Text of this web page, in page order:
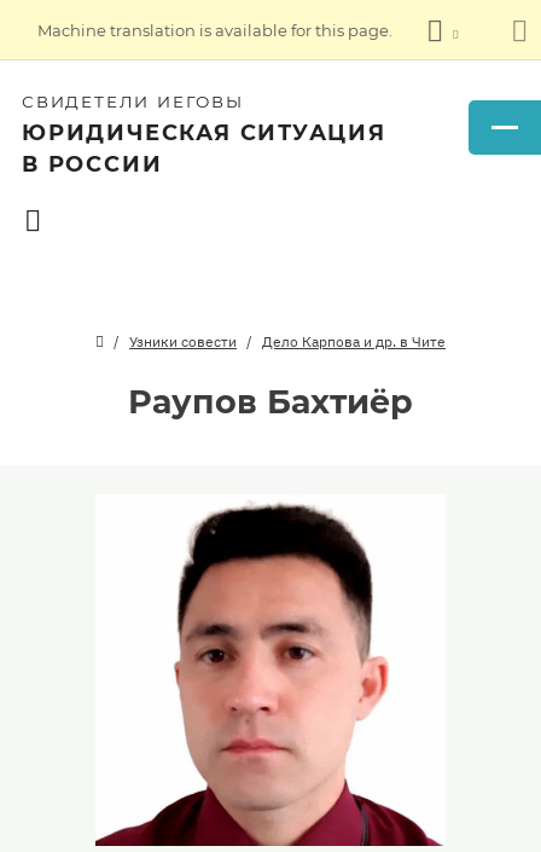
Machine translation is available for this page.
СВИДЕТЕЛИ ИЕГОВЫ
ЮРИДИЧЕСКАЯ СИТУАЦИЯ
В РОССИИ
Узники совести Дело Карпова и др. в Чите
Раупов Бахтиёр